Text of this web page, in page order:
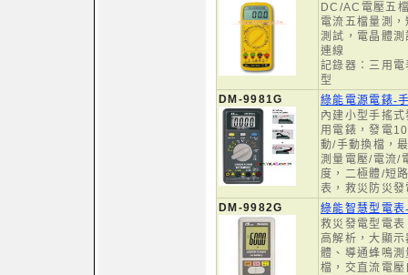
DC/AC電壓五
電流五檔量測
測試，電晶體
連線
記錄器：三用
型
DM-9981G
綠能電源電錶-
內建小型手搖
用電錶，發電
動/手動換檔，
測量電壓/電流/
度，二極體/短
表，救災防災
DM-9982G
綠能智慧型電
救災發電型電
高解析，大顯
體、導通蜂鳴
檔，交直流電